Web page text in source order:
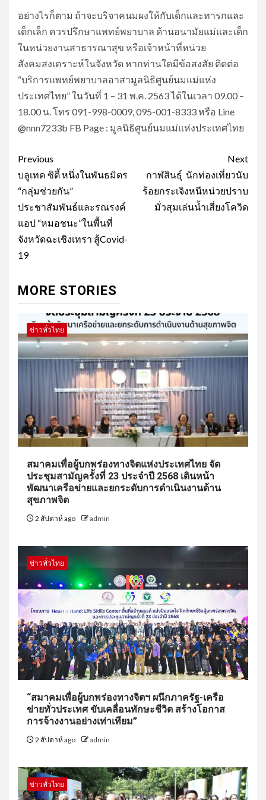
อย่างไรก็ตาม ถ้าจะบริจาคนมผงให้กับเด็กและทารกและ
เด็กเล็ก ควรปรึกษาแพทย์พยาบาล ด้านอนามัยแม่และเด็ก
ในหน่วยงานสาธารณาสุข หรือเจ้าหน้าที่หน่วย
สังคมสงเคราะห์ในจังหวัด หากท่านใดมีข้อสงสัย ติดต่อ
“บริการแพทย์พยาบาลอาสามูลนิธิศูนย์นมแม่แห่ง
ประเทศไทย” ในวันที่ 1 – 31 พ.ค. 2563 ได้ในเวลา 09.00 –
18.00 น. โทร 091-998-0009, 095-001-8333 หรือ Line
@nnn7233b FB Page : มูลนิธิศูนย์นมแม่แห่งประเทศไทย
Post
navigation
Previous
บลูเทค ซิตี้ หนึ่งในพันธมิตร
“กลุ่มช่วยกัน”
ประชาสัมพันธ์และรณรงค์
แอป “หมอชนะ”ในพื้นที่
จังหวัดฉะเชิงเทรา สู้Covid-
19
Next
กาฬสินธุ์ นักท่องเที่ยวนับ
ร้อยกระเจิงหนีหน่วยปราบ
มั่วสุมเล่นน้ำเสี่ยงโควิด
MORE STORIES
ข่าวทั่วไทย
สมาคมเพื่อผู้บกพร่องทางจิตแห่งประเทศไทย จัด
ประชุมสามัญครั้งที่ 23 ประจำปี 2568 เดินหน้า
พัฒนาเครือข่ายและยกระดับการดำเนินงานด้าน
สุขภาพจิต
2 สัปดาห์ ago admin
ข่าวทั่วไทย
“สมาคมเพื่อผู้บกพร่องทางจิตฯ ผนึกภาครัฐ-เครือ
ข่ายทั่วประเทศ ขับเคลื่อนทักษะชีวิต สร้างโอกาส
การจ้างงานอย่างเท่าเทียม”
2 สัปดาห์ ago admin
ข่าวทั่วไทย